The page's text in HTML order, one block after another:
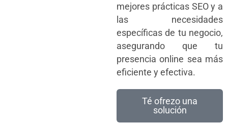
mejores prácticas SEO y a
las necesidades
específicas de tu negocio,
asegurando que tu
presencia online sea más
eficiente y efectiva.
Té ofrezo una
solución